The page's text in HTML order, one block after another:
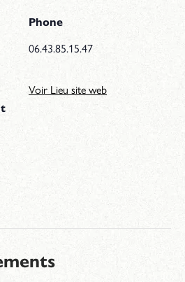
Phone
06.43.85.15.47
Voir Lieu site web